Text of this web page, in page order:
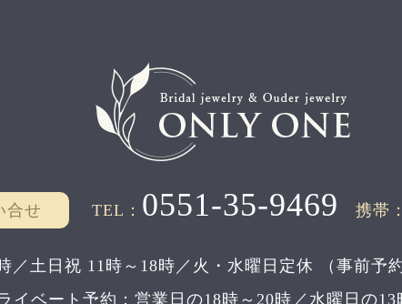
合せ TEL： 0551-35-9469 携帯：
／土日祝 11時～18時／ 火・水曜日定休
（事前予
イベート予約： 営業日の18時～20時／水曜日の13